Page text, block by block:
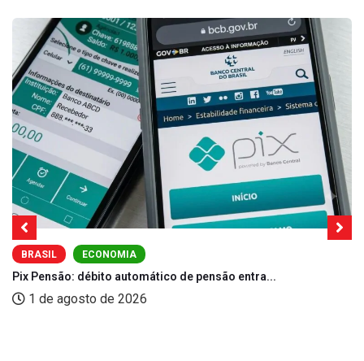
BRASIL ECONOMIA
Pix Pensão: débito automático de pensão entra...
1 de agosto de 2026